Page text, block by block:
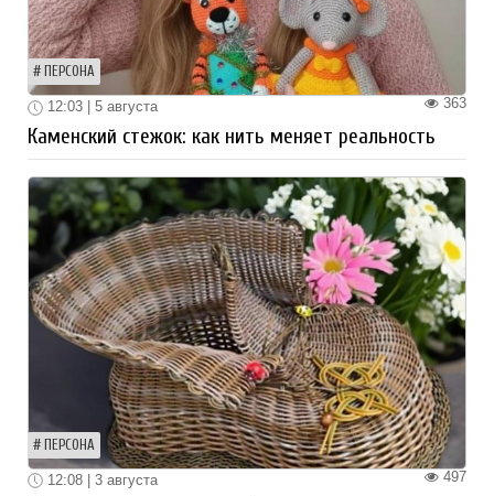
ПЕРСОНА
363
12:03 | 5 августа
Каменский стежок: как нить меняет реальность
ПЕРСОНА
497
12:08 | 3 августа